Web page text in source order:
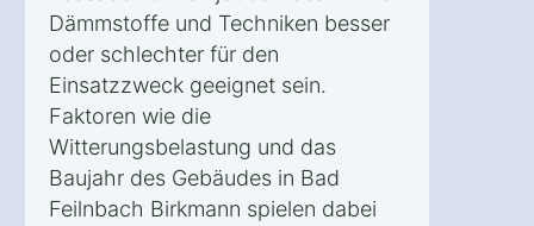
Dämmstoffe und Techniken besser
oder schlechter für den
Einsatzzweck geeignet sein.
Faktoren wie die
Witterungsbelastung und das
Baujahr des Gebäudes in Bad
Feilnbach Birkmann spielen dabei